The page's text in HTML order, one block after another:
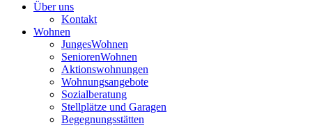
Über uns
Kontakt
Wohnen
JungesWohnen
SeniorenWohnen
Aktionswohnungen
Wohnungsangebote
Sozialberatung
Stellplätze und Garagen
Begegnungsstätten